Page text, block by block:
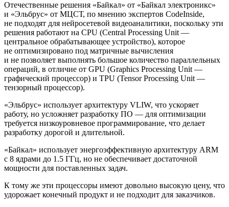
Отечественные решения «Байкал» от «Байкал электроникс»
и «Эльбрус» от МЦСТ, по мнению экспертов CodeInside,
не подходят для нейросетевой видеоаналитики, поскольку эти
решения работают на CPU (Central Processing Unit —
центральное обрабатывающее устройство), которое
не оптимизировано под матричные вычисления
и не позволяет выполнять большое количество параллельных
операций, в отличие от GPU (Graphics Processing Unit —
графический процессор) и TPU (Tensor Processing Unit —
тензорный процессор).
«Эльбрус» использует архитектуру VLIW, что ускоряет
работу, но усложняет разработку ПО — для оптимизации
требуется низкоуровневое программирование, что делает
разработку дорогой и длительной.
«Байкал» использует энергоэффективную архитектуру ARM
с 8 ядрами до 1.5 ГГц, но не обеспечивает достаточной
мощности для поставленных задач.
К тому же эти процессоры имеют довольно высокую цену, что
удорожает конечный продукт и не подходит для заказчиков.